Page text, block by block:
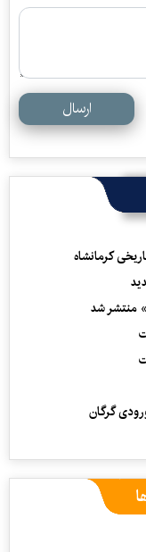
ارسال
کرمانشاه
منتشر شد
گرگان